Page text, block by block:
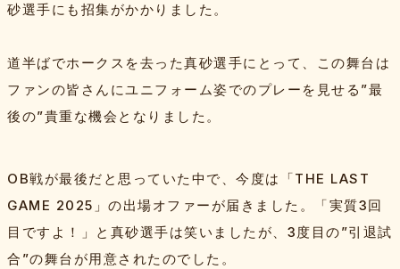
砂選手にも招集がかかりました。
道半ばでホークスを去った真砂選手にとって、この舞台は
ファンの皆さんにユニフォーム姿でのプレーを見せる”最
後の”貴重な機会となりました。
OB戦が最後だと思っていた中で、今度は「THE LAST
GAME 2025」の出場オファーが届きました。「実質3回
目ですよ！」と真砂選手は笑いましたが、3度目の”引退試
合”の舞台が用意されたのでした。